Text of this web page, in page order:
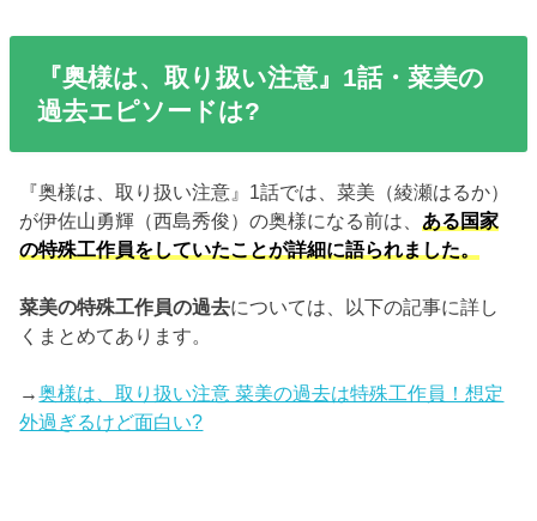
『奥様は、取り扱い注意』1話・菜美の
過去エピソードは?
『奥様は、取り扱い注意』1話では、菜美（綾瀬はるか）
が伊佐山勇輝（西島秀俊）の奥様になる前は、 ある国家
の特殊工作員をしていたことが詳細に語られました。
菜美の特殊工作員の過去については、以下の記事に詳し
くまとめてあります。
→奥様は、取り扱い注意 菜美の過去は特殊工作員！想定
外過ぎるけど面白い?